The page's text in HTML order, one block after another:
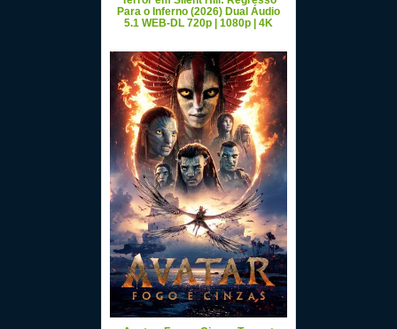
Para o Inferno (2026) Dual Áudio
5.1 WEB-DL 720p | 1080p | 4K